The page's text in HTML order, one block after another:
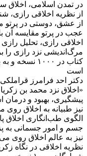
در تمدن اسلامی، اخلاق
از نظریه اخلاقی رازی،‌
از عشق،‌ دوستی در پرتو
عجب در پرتو مقایسه آن
اخلاقی رازی،‌ تحلیل
مرگ‌اندیشی نزد رازی
است
دکتر احد فرامرز
«اخلاق نزد محمد بن
پیشگیری،‌ بهبود و
نیز طبیانه به اخلاق روی
الگوی طب‌انگاری اخلاق
جسم و امور جسمانی به
نیز به عالم اخلاق روی